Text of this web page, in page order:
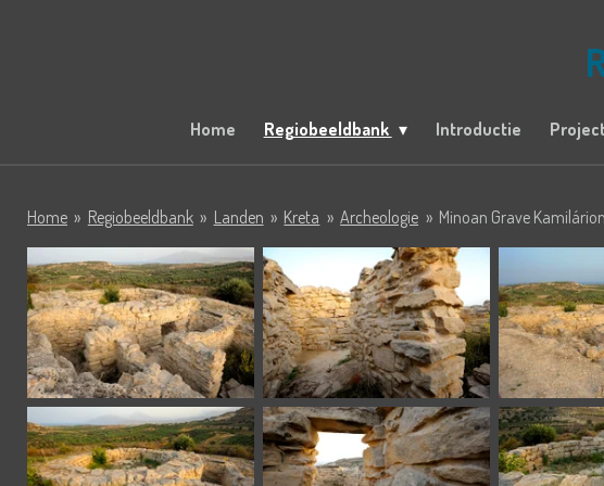
Home Regiobeeldbank Introductie
Home » Regiobeeldbank » Landen » Kreta » Archeologie » Minoan Grave Kamilárion